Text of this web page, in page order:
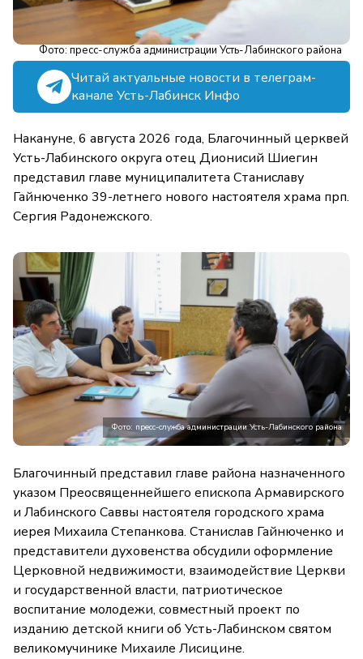
Фото: пресс-служба администрации Усть-Лабинского района
Читай актуальные новости в телеграм-
канале Усть-Лабинск Инфо
Накануне, 6 августа 2026 года, Благочинный церквей
Усть-Лабинского округа отец Дионисий Шиегин
представил главе муниципалитета Станиславу
Гайнюченко 39-летнего нового настоятеля храма прп.
Сергия Радонежского.
Фото: пресс-служба администрации Усть-Лабинского района
Благочинный представил главе района назначенного
указом Преосвященнейшего епископа Армавирского
и Лабинского Саввы настоятеля городского храма
иерея Михаила Степанкова. Станислав Гайнюченко и
представители духовенства обсудили оформление
Церковной недвижимости, взаимодействие Церкви
и государственной власти, патриотическое
воспитание молодежи, совместный проект по
изданию детской книги об Усть-Лабинском святом
великомучинике Михаиле Лисицине.